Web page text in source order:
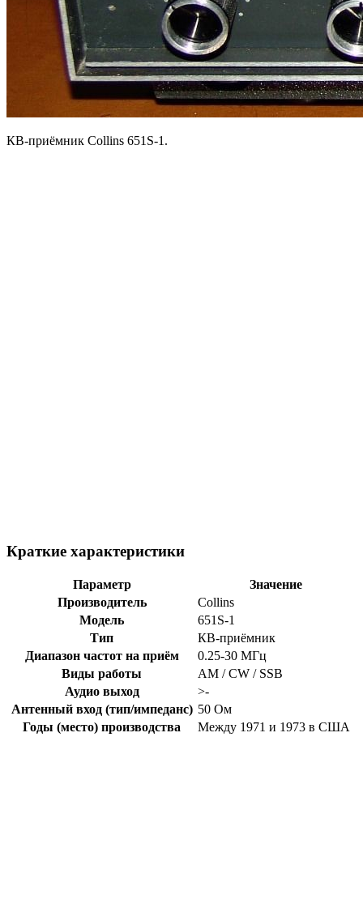
КВ-приёмник Collins 651S-1.
Краткие характеристики
Параметр
Значение
Производитель
Collins
Модель
651S-1
Тип
КВ-приёмник
Диапазон частот на приём
0.25-30 МГц
Виды работы
AM / CW / SSB
Аудио выход
>-
Антенный вход (тип/импеданс) 50 Ом
Годы (место) производства
Между 1971 и 1973 в США